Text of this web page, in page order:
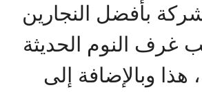
بأفضل النجارين
غرف النوم الحديثة
هذا وبالإضافة إلى